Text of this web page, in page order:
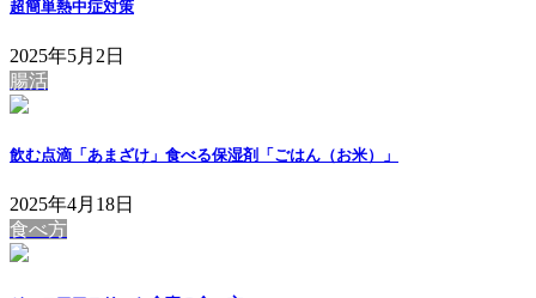
超簡単熱中症対策
2025年5月2日
腸活
飲む点滴「あまざけ」食べる保湿剤「ごはん（お米）」
2025年4月18日
食べ方